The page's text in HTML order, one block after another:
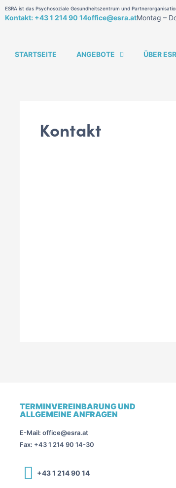
ESRA ist das Psychosoziale Gesundheitszentrum und
Kontakt: +43 1 214 90 14office@esra.atMontag –
STARTSEITE ANGEBOTE ÜBER
Kontakt
TERMINVEREINBARUNG UND
ALLGEMEINE ANFRAGEN
E-Mail: office@esra.at
Fax: +43 1 214 90 14-30
+43 1 214 90 14